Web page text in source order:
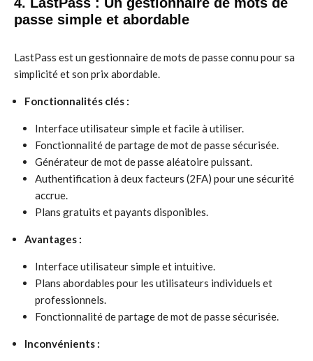
passe simple et abordable
LastPass est un gestionnaire de mots de passe connu pour sa
simplicité et son prix abordable.
Fonctionnalités clés :
Interface utilisateur simple et facile à utiliser.
Fonctionnalité de partage de mot de passe sécurisée.
Générateur de mot de passe aléatoire puissant.
Authentification à deux facteurs (2FA) pour une sécurité
accrue.
Plans gratuits et payants disponibles.
Avantages :
Interface utilisateur simple et intuitive.
Plans abordables pour les utilisateurs individuels et
professionnels.
Fonctionnalité de partage de mot de passe sécurisée.
Inconvénients :